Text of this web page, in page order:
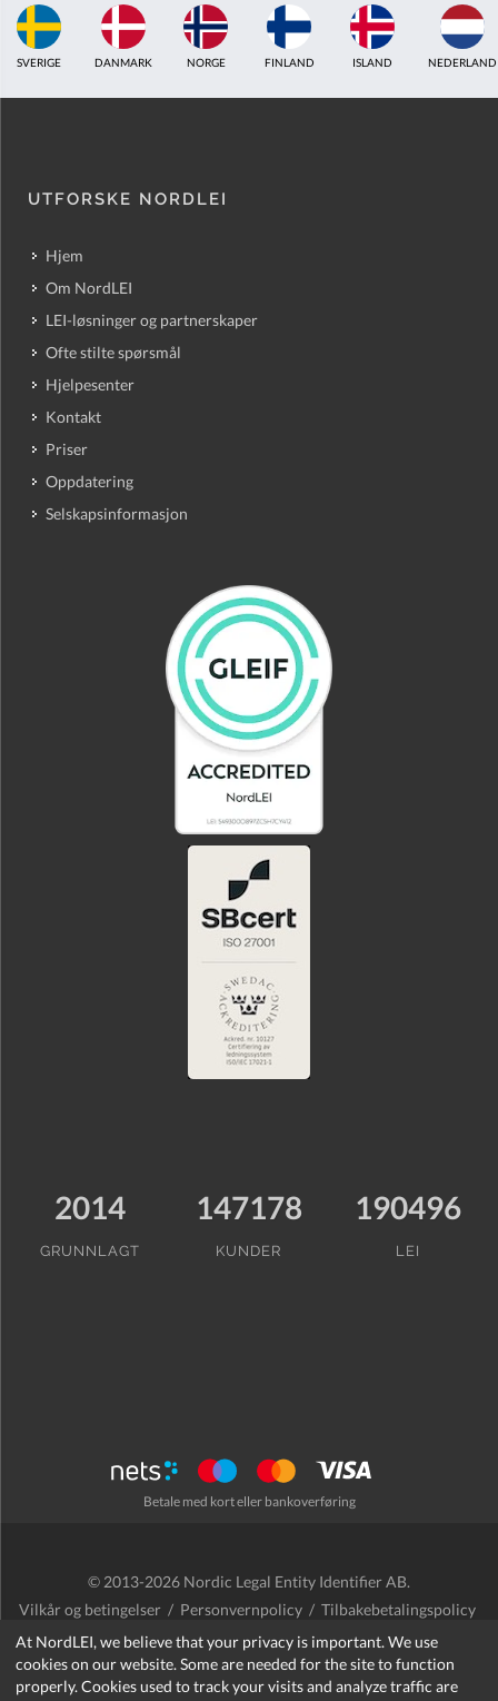
At NordLEI, we believe that your privacy is important. We use
cookies on our website. Some are needed for the site to function
properly. Cookies used to track your visits and analyze traffic are
ISLAND NEDERLAND STORBRITANNIA INDIA ESTLAND
UTFORSKE NORDLEI
Hjem
Om NordLEI
LEI-løsninger og partnerskaper
Ofte stilte spørsmål
Hjelpesenter
Kontakt
Priser
Oppdatering
Selskapsinformasjon
2014
GRUNNLAGT
147178
KUNDER
190496
LEI
Betale med kort eller bankoverføring
© 2013-2026 Nordic Legal Entity Identifier AB.
Vilkår og betingelser / Personvernpolicy / Tilbakebetalingspolicy
/ Cookies